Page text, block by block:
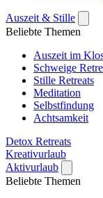
Auszeit & Stille
Beliebte Themen
Auszeit im
Schweige
Stille Retreats
Meditation
Selbstfindung
Achtsamkeit
Detox Retreats
Kreativurlaub
Aktivurlaub
Beliebte Themen